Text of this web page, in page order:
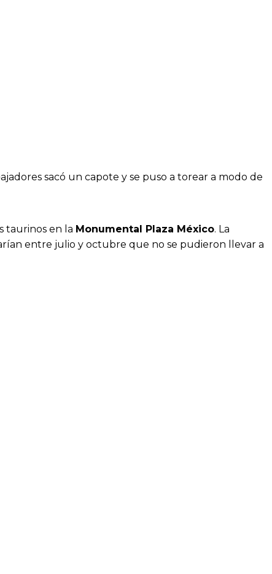
sacó un capote y se puso a torear a modo de
taurinos en la Monumental Plaza México. La
entre julio y octubre que no se pudieron llevar a